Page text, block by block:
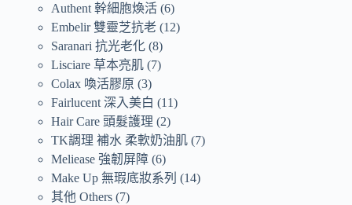
Authent 幹細胞煥活 6
Embelir 雙靈芝抗老 12
Saranari 抗光老化 8
Lisciare 草本亮肌 7
Colax 喚活膠原 3
Fairlucent 深入美白
11
Hair Care 頭髮護理
2
TK調理 補水 柔軟奶油肌 7
Meliease 強韌屏障 6
Make Up 無瑕底妝系列
14
其他 Others 7